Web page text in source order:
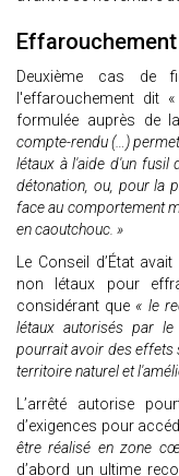
Deuxième cas
l'effarouchement dit
formulée auprès de
compte-rendu (…)
létaux à l'aide d'un fusil
détonation, ou, pour la
face au comportement
en caoutchouc. »
Le Conseil d’État
non létaux pour
considérant que « le
létaux autorisés par le
pourrait avoir des effets
territoire naturel et
L’arrêté autorise
d’exigences pour
être réalisé en zone
d’abord un ultime